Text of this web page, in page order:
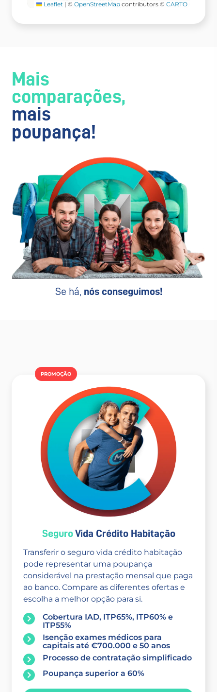
Leaflet | © OpenStreetMap contributors © CARTO
Mais
comparações,
mais
poupança!
Se há, nós conseguimos!
PROMOÇÂO
SeguroVida Crédito Habitação
Transferir o seguro vida crédito habitação
pode representar uma poupança
considerável na prestação mensal que paga
ao banco. Compare as diferentes ofertas e
escolha a melhor opção para si.
Cobertura IAD, ITP65%, ITP60% e
ITP55%
Isenção exames médicos para
capitais até €700.000 e 50 anos
Processo de contratação simplificado
Poupança superior a 60%